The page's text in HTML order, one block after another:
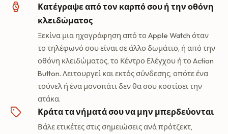
Κατέγραψε από τον καρπό σου ή την οθόνη
κλειδώματος
Ξεκίνα μια ηχογράφηση από το Apple Watch όταν
το τηλέφωνό σου είναι σε άλλο δωμάτιο, ή από την
οθόνη κλειδώματος, το Κέντρο Ελέγχου ή το Action
Button. Λειτουργεί και εκτός σύνδεσης, οπότε ένα
τούνελ ή ένα μονοπάτι δεν θα σου κοστίσει την
ατάκα.
Κράτα τα νήματά σου να μην μπερδεύονται
Βάλε ετικέτες στις σημειώσεις ανά πρότζεκτ,